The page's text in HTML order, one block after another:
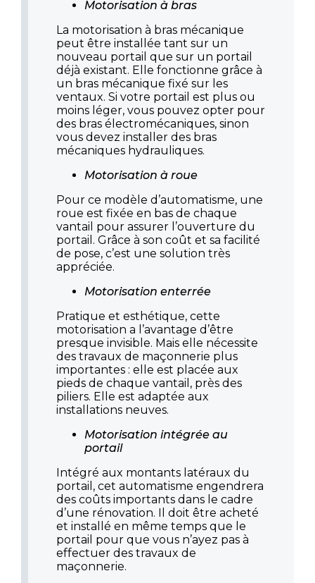
Motorisation à bras
La motorisation à bras mécanique
peut être installée tant sur un
nouveau portail que sur un portail
déjà existant. Elle fonctionne grâce à
un bras mécanique fixé sur les
ventaux. Si votre portail est plus ou
moins léger, vous pouvez opter pour
des bras électromécaniques, sinon
vous devez installer des bras
mécaniques hydrauliques.
Motorisation à roue
Pour ce modèle d’automatisme, une
roue est fixée en bas de chaque
vantail pour assurer l’ouverture du
portail. Grâce à son coût et sa facilité
de pose, c’est une solution très
appréciée.
Motorisation enterrée
Pratique et esthétique, cette
motorisation a l’avantage d’être
presque invisible. Mais elle nécessite
des travaux de maçonnerie plus
importantes : elle est placée aux
pieds de chaque vantail, près des
piliers. Elle est adaptée aux
installations neuves.
Motorisation intégrée au
portail
Intégré aux montants latéraux du
portail, cet automatisme engendrera
des coûts importants dans le cadre
d’une rénovation. Il doit être acheté
et installé en même temps que le
portail pour que vous n’ayez pas à
effectuer des travaux de
maçonnerie.